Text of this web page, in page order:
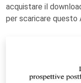
acquistare il
per scaricare